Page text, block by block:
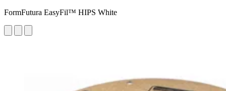
FormFutura EasyFil™ HIPS White